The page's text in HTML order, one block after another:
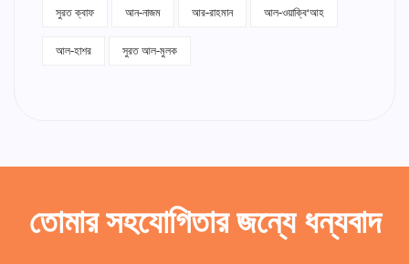
সুরত ক্বাফ
আন-নাজম আর-রাহমান
আল-ওয়াক্বি‘আহ
আল-হাশর
সুরত আল-মুলক
তোমার সহযোগিতার জন্যে ধন্যবাদ